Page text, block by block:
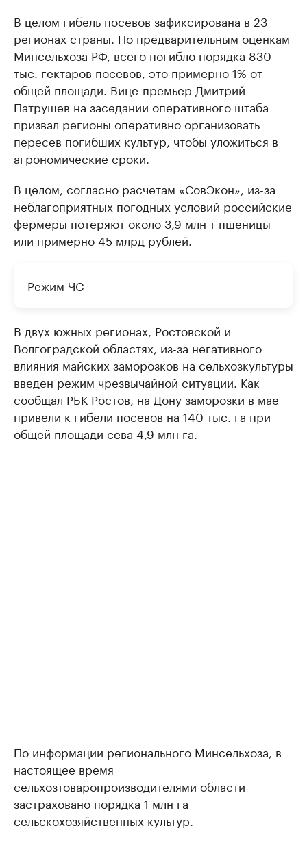
В целом гибель посевов зафиксирована в 23
регионах страны. По предварительным оценкам
Минсельхоза РФ, всего погибло порядка 830
тыс. гектаров посевов, это примерно 1% от
общей площади. Вице-премьер Дмитрий
Патрушев на заседании оперативного штаба
призвал регионы оперативно организовать
пересев погибших культур, чтобы уложиться в
агрономические сроки.
В целом, согласно расчетам «СовЭкон», из-за
неблагоприятных погодных условий российские
фермеры потеряют около 3,9 млн т пшеницы
или примерно 45 млрд рублей.
Режим ЧС
В двух южных регионах, Ростовской и
Волгоградской областях, из-за негативного
влияния майских заморозков на сельхозкультуры
введен режим чрезвычайной ситуации. Как
сообщал РБК Ростов, на Дону заморозки в мае
привели к гибели посевов на 140 тыс. га при
общей площади сева 4,9 млн га.
По информации регионального Минсельхоза, в
настоящее время
сельхозтоваропроизводителями области
застраховано порядка 1 млн га
сельскохозяйственных культур.